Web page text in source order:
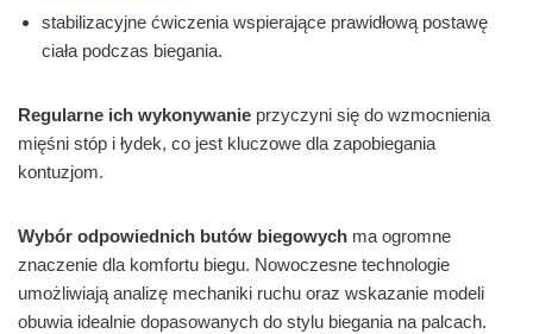
stabilizacyjne ćwiczenia wspierające prawidłową postawę
ciała podczas biegania.
Regularne ich wykonywanie przyczyni się do wzmocnienia
mięśni stóp i łydek, co jest kluczowe dla zapobiegania
kontuzjom.
Wybór odpowiednich butów biegowych ma ogromne
znaczenie dla komfortu biegu. Nowoczesne technologie
umożliwiają analizę mechaniki ruchu oraz wskazanie modeli
obuwia idealnie dopasowanych do stylu biegania na palcach.